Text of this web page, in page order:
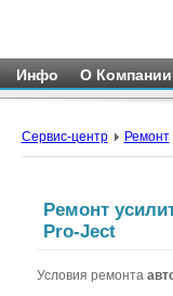
Инфо О Компании
Сервис-центр Ремонт
Ремонт
Pro-Ject
Условия ремонта